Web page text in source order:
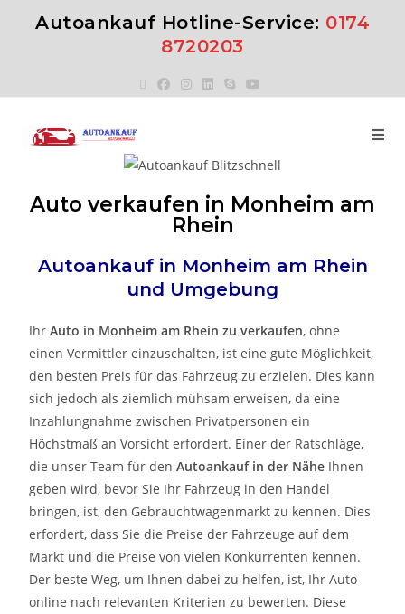
Autoankauf Hotline-Service: 0174
8720203
Auto verkaufen in Monheim am
Rhein
Autoankauf in Monheim am Rhein
und Umgebung
IhrAuto in Monheim am Rhein zu verkaufen, ohne
einen Vermittler einzuschalten, ist eine gute Möglichkeit,
den besten Preis für das Fahrzeug zu erzielen. Dies kann
sich jedoch als ziemlich mühsam erweisen, da eine
Inzahlungnahme zwischen Privatpersonen ein
Höchstmaß an Vorsicht erfordert. Einer der Ratschläge,
die unser Team für denAutoankauf in der Nähe Ihnen
geben wird, bevor Sie Ihr Fahrzeug in den Handel
bringen, ist, den Gebrauchtwagenmarkt zu kennen. Dies
erfordert, dass Sie die Preise der Fahrzeuge auf dem
Markt und die Preise von vielen Konkurrenten kennen.
Der beste Weg, um Ihnen dabei zu helfen, ist, Ihr Auto
online nach relevanten Kriterien zu bewerten. Diese